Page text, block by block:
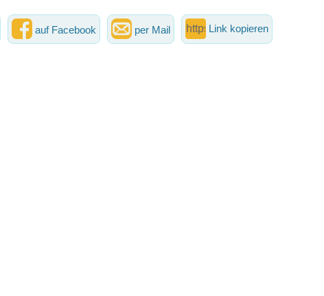
auf Facebook per Mail Link kopieren